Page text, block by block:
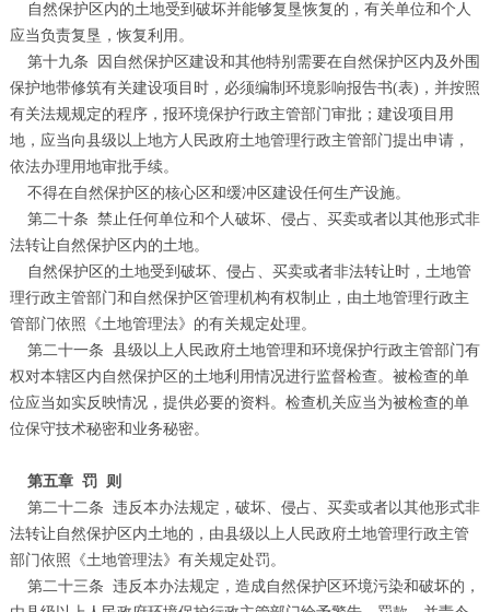
自然保护区内的土地受到破坏并能够复垦恢复的，有关单位和个人
应当负责复垦，恢复利用。
第十九条
因自然保护区建设和其他特别需要在自然保护区内及外围
保护地带修筑有关建设项目时，必须编制环境影响报告书(表) ，并按照
有关法规规定的程序，报环境保护行政主管部门审批；建设项目用
地，应当向县级以上地方人民政府土地管理行政主管部门提出申请，
依法办理用地审批手续。
不得在自然保护区的核心区和缓冲区建设任何生产设施。
第二十条 禁止任何单位和个人破坏、侵占、买卖或者以其他形式非
法转让自然保护区内的土地。
自然保护区的土地受到破坏、侵占、买卖或者非法转让时，土地管
理行政主管部门和自然保护区管理机构有权制止，由土地管理行政主
管部门依照《土地管理法》的有关规定处理。
第二十一条 县级以上人民政府土地管理和环境保护行政主管部门有
权对本辖区内自然保护区的土地利用情况进行监督检查。被检查的单
位应当如实反映情况，提供必要的资料。检查机关应当为被检查的单
位保守技术秘密和业务秘密。
第五章 罚
则
第二十二条 违反本办法规定，破坏、侵占、买卖或者以其他形式非
法转让自然保护区内土地的，由县级以上人民政府土地管理行政主管
部门依照《土地管理法》有关规定处罚。
第二十三条 违反本办法规定，造成自然保护区环境污染和破坏的，